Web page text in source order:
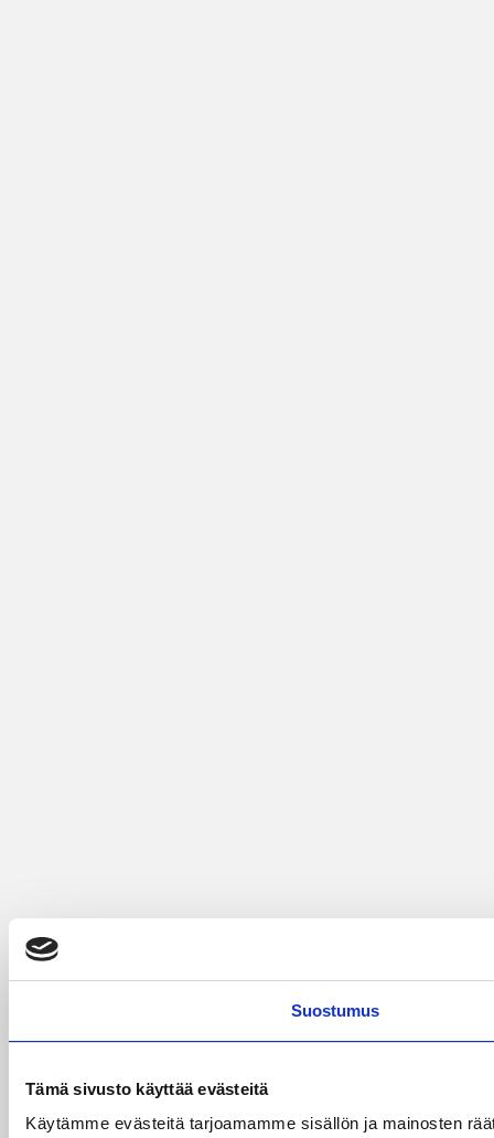
Suostumus
Tämä sivusto käyttää evästeitä
Käytämme evästeitä tarjoamamme sisällön ja mainosten